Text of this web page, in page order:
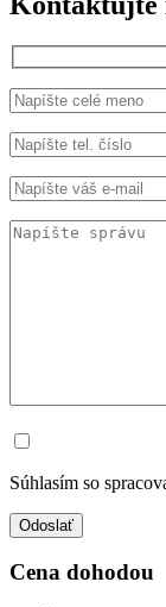
Súhlasím so
Cena dohodou